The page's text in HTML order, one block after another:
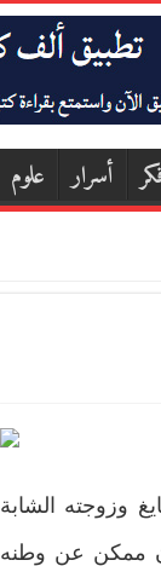
أسرار علوم
تسفايغ وزوجته الشابة
ممكن عن وطنه